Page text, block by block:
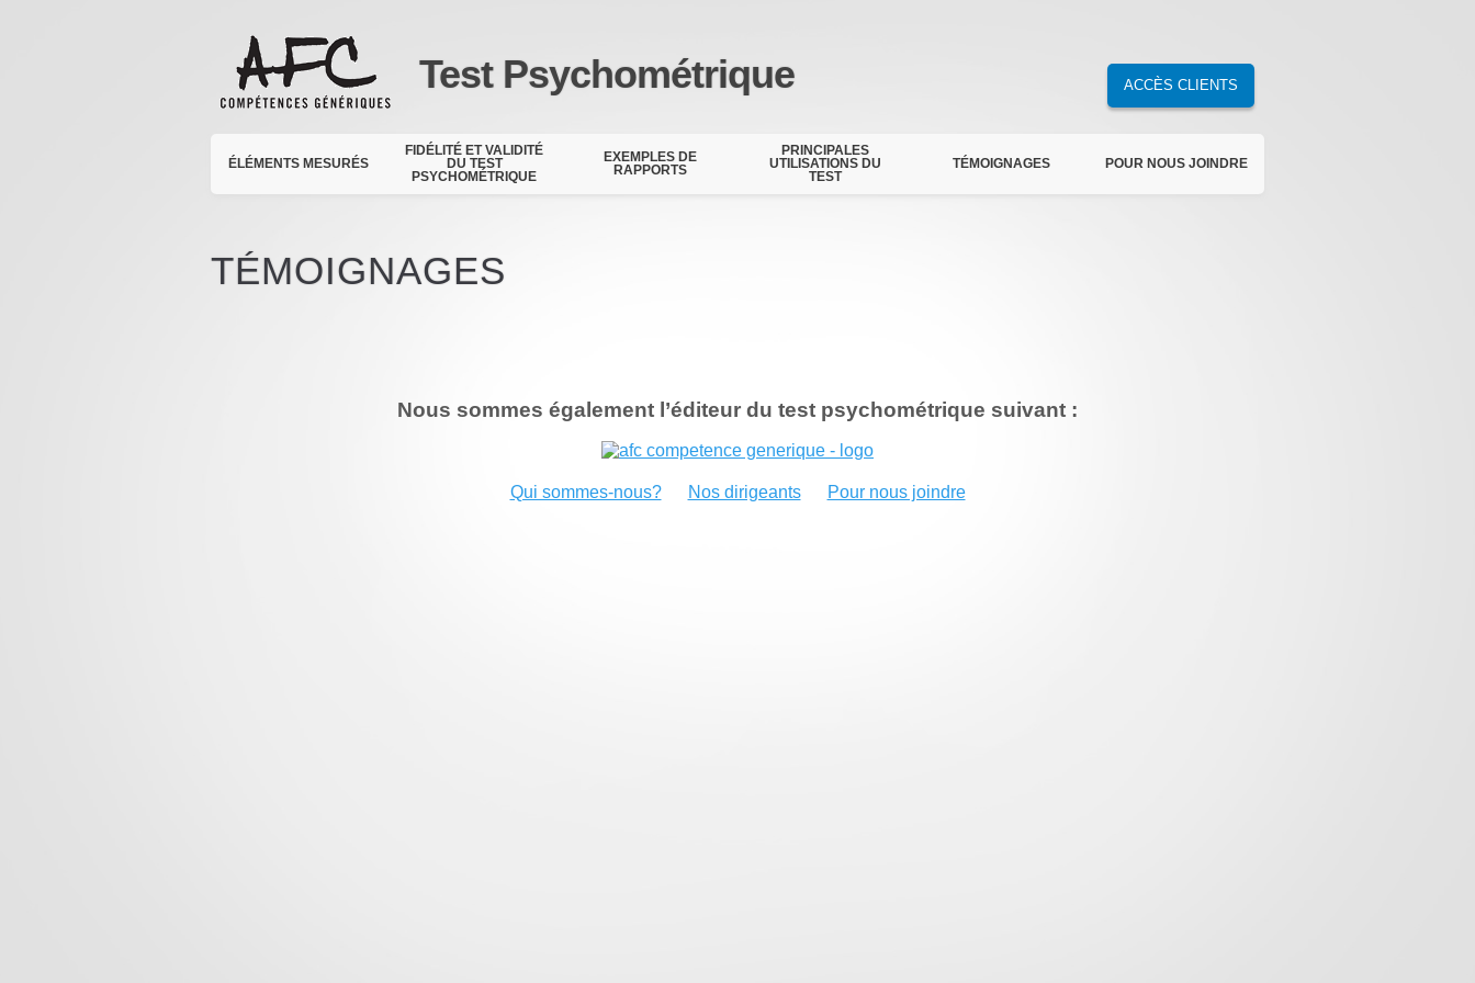
Test Psychométrique ACCÈS CLIENTS
ÉLÉMENTS MESURÉS
FIDÉLITÉ ET VALIDITÉ
DU TEST
PSYCHOMÉTRIQUE
EXEMPLES DE
RAPPORTS
PRINCIPALES
UTILISATIONS DU
TEST
TÉMOIGNAGES POUR NOUS JOINDRE
TÉMOIGNAGES
Nous sommes également l’éditeur du test psychométrique suivant :
Qui sommes-nous? Nos dirigeants Pour nous joindre